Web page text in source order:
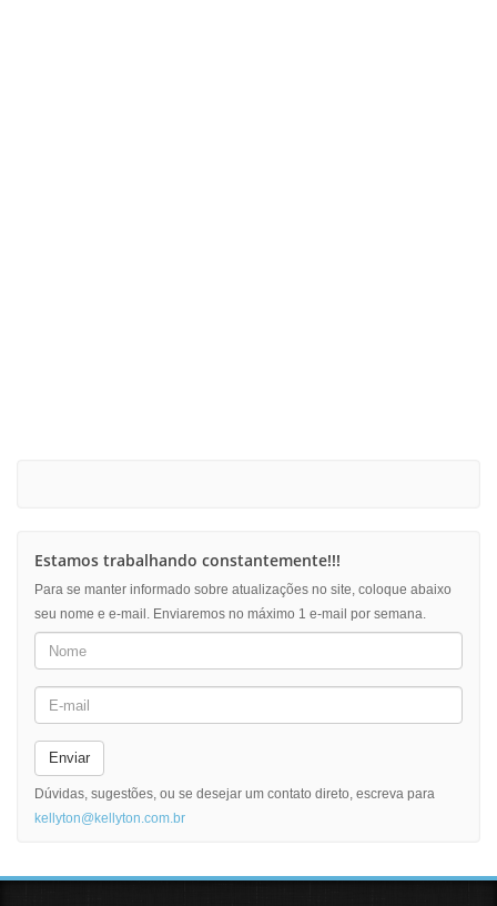
Estamos trabalhando constantemente!!!
Para se manter informado sobre atualizações no site, coloque abaixo
seu nome e e-mail. Enviaremos no máximo 1 e-mail por semana.
Enviar
Dúvidas, sugestões, ou se desejar um contato direto, escreva para
kellyton@kellyton.com.br